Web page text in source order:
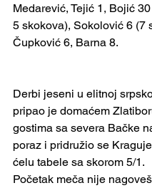
Medarević, Tejić 1, Bojić
5 skokova), Sokolović 6 (7
Čupković 6, Barna 8.
Derbi jeseni u elitnoj
pripao je domaćem
gostima sa severa Bačke
poraz i pridružio se
ćelu tabele sa skorom 5/1.
Početak meča nije